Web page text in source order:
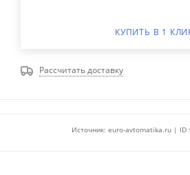
КУПИТЬ В 1
Рассчитать доставку
Источник: euro-avtomatika.ru | ID